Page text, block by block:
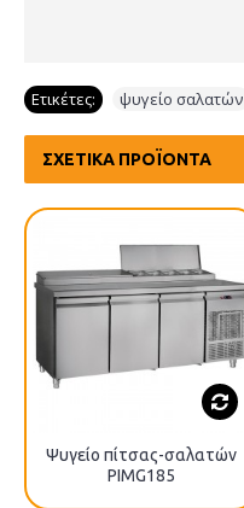
Ετικέτες: ψυγείο σαλατών
ΣΧΕΤΙΚΆ ΠΡΟΪΌΝΤΑ
Ψυγείο πίτσας-σαλατών
PIMG185